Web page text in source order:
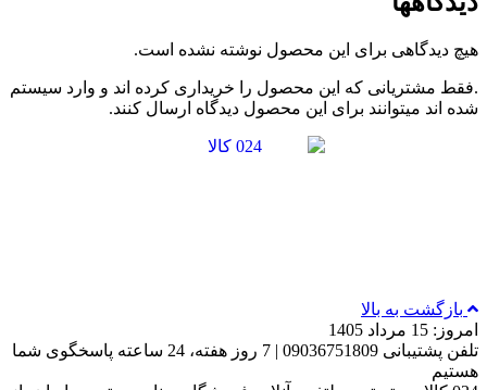
هیچ دیدگاهی برای این محصول نوشته نشده است.
.فقط مشتریانی که این محصول را خریداری کرده اند و وارد سیستم
شده اند میتوانند برای این محصول دیدگاه ارسال کنند.
بازگشت به بالا
امروز: 15 مرداد 1405
تلفن پشتیبانی 09036751809 | 7 روز هفته، 24 ساعته پاسخگوی شما
هستیم